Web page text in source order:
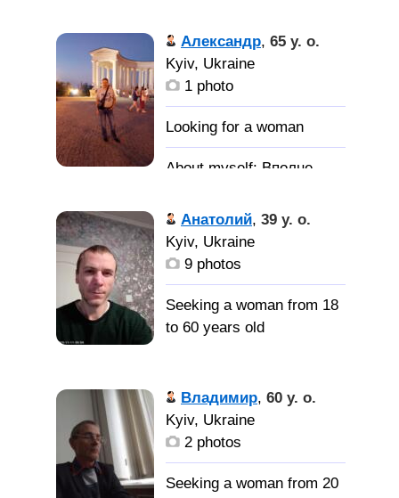
интересуют
длительные отношения..
Александр, 65 y. o.
Kyiv, Ukraine
1 photo
Вполне
Любимую,
для жизни, путешествий,
с которой было бы не
скучно как в быту так и
жизни, только для
Анатолий, 39 y. o.
Kyiv, Ukraine
9 photos
Seeking a woman from 18
to 60 years old
не женат без вред них
привычек простой в
общении люблю
людей радостных
Владимир, 60 y. o.
Kyiv, Ukraine
2 photos
Seeking a woman from 20